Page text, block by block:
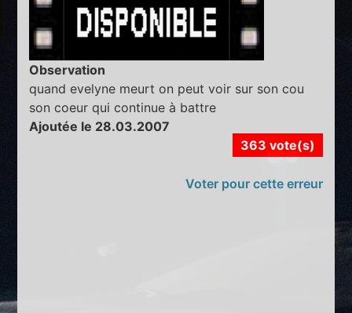
Observation
quand evelyne meurt on peut voir sur son cou
son coeur qui continue à battre
Ajoutée le 28.03.2007
363 vote(s)
Voter pour cette erreur